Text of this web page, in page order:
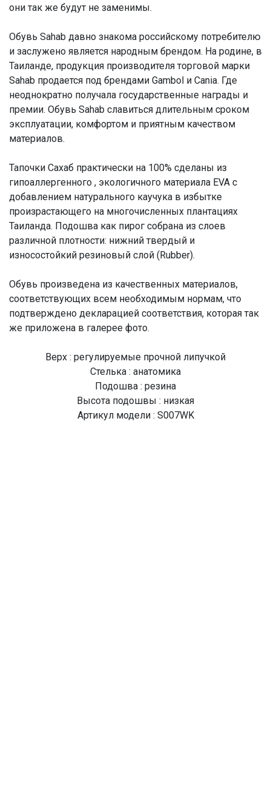
они так же будут не заменимы.
Обувь Sahab давно знакома российскому потребителю
и заслужено является народным брендом. На родине, в
Таиланде, продукция производителя торговой марки
Sahab продается под брендами Gambol и Cania. Где
неоднократно получала государственные награды и
премии. Обувь Sahab славиться длительным сроком
эксплуатации, комфортом и приятным качеством
материалов.
Тапочки Сахаб практически на 100% сделаны из
гипоаллергенного , экологичного материала EVA с
добавлением натурального каучука в избытке
произрастающего на многочисленных плантациях
Таиланда. Подошва как пирог собрана из слоев
различной плотности: нижний твердый и
износостойкий резиновый слой (Rubber).
Обувь произведена из качественных материалов,
соответствующих всем необходимым нормам, что
подтверждено декларацией соответствия, которая так
же приложена в галерее фото.
Верх : регулируемые прочной липучкой
Стелька : анатомика
Подошва : резина
Высота подошвы : низкая
Артикул модели : S007WK